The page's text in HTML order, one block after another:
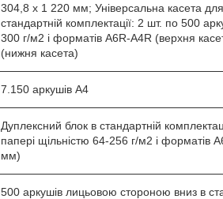
304,8 x 1 220 мм; Універсальна касета
стандартній комплектації: 2 шт. по 500
300 г/м2 і форматів A6R-A4R (верхня
(нижня касета)
7.150 аркушів A4
Дуплексний блок в стандартній
папері щільністю 64-256 г/м2 і форматів
мм)
500 аркушів лицьовою стороною вниз в